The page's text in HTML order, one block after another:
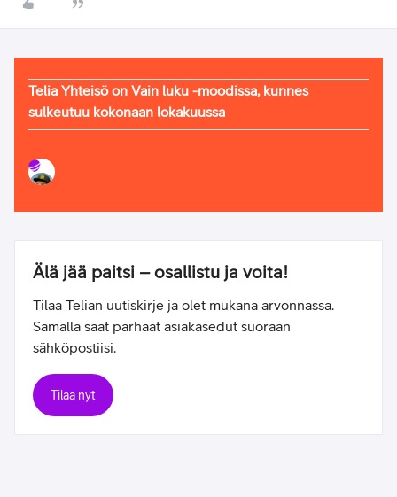
Telia Yhteisö on Vain luku -moodissa, kunnes
sulkeutuu kokonaan lokakuussa
Älä jää paitsi – osallistu ja voita!
Tilaa Telian uutiskirje ja olet mukana arvonnassa.
Samalla saat parhaat asiakasedut suoraan
sähköpostiisi.
Tilaa nyt